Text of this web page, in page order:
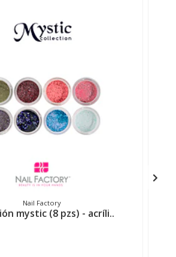
Nail Factory
mystic (8 pzs) - acríli..